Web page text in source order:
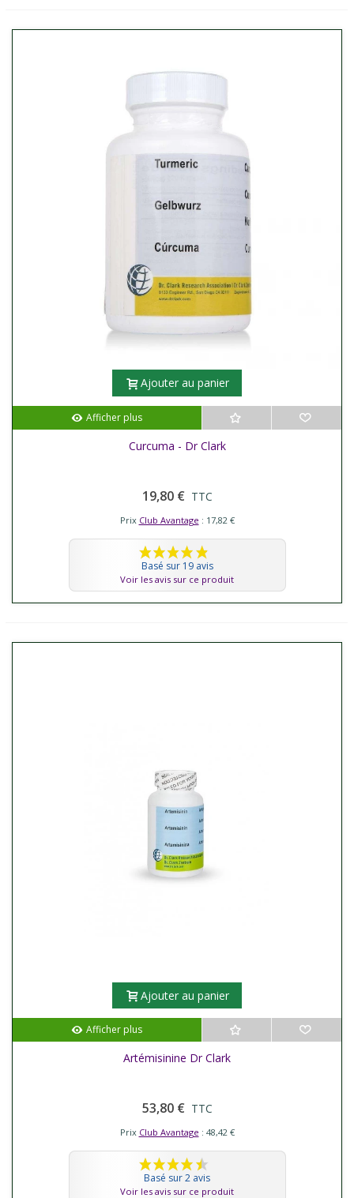
Ajouter au panier
Afficher plus
Curcuma - Dr Clark
19,80 € TTC
Prix Club Avantage : 17,82 €
Basé sur 19 avis
Voir les avis sur ce produit
Ajouter au panier
Afficher plus
Artémisinine Dr Clark
53,80 € TTC
Prix Club Avantage : 48,42 €
Basé sur 2 avis
Voir les avis sur ce produit